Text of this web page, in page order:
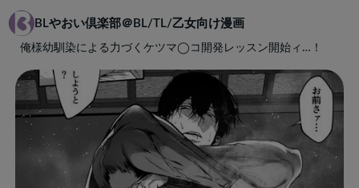
BLやおい倶楽部＠BL/TL/乙女向け漫画
俺様幼馴染による力づくケツマ◯コ開発レッスン開始ィ…！